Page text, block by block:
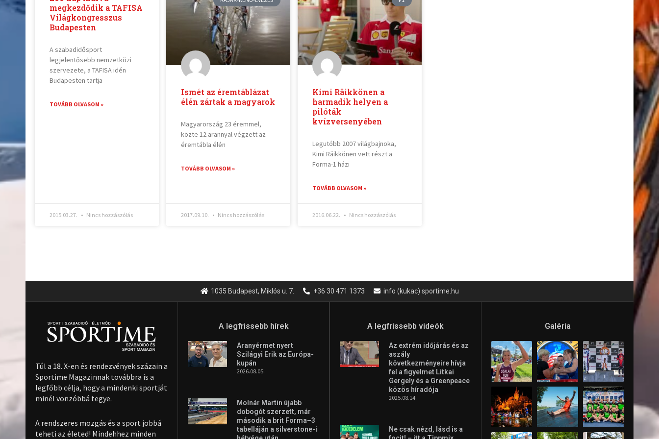
megkezdődik a TAFISA
Világkongresszus
Budapesten
A szabadidősport
legjelentősebb nemzetközi
szervezete, a TAFISA idén
Budapesten tartja
TOVÁBB OLVASOM »
2015.03.27. Nincs hozzászólás
Ismét az éremtáblázat
élén zártak a magyarok
Magyarország 23 éremmel,
közte 12 arannyal végzett az
éremtábla élén
TOVÁBB OLVASOM »
2017.09.10. Nincs hozzászólás
Kimi Räikkönen a
harmadik helyen a
pilóták
kvízversenyében
Legutóbb 2007 világbajnoka,
Kimi Räikkönen vett részt a
Forma-1 házi
TOVÁBB OLVASOM »
2016.06.22. Nincs hozzászólás
1035 Budapest, Miklós u. 7. +36 30 471 1373 info (kukac) sportime.hu
Túl a 18. X-en és rendezvények százain a
Sportime Magazinnak továbbra is a
legfőbb célja, hogy a mindenki sportját
minél vonzóbbá tegye.
A rendszeres mozgás és a sport jobbá
teheti az életed! Mindehhez minden
A legfrissebb hírek
Aranyérmet nyert
Szilágyi Erik az Európa-
kupán
2026.08.05.
Molnár Martin újabb
dobogót szerzett, már
második a brit Forma–3
tabelláján a silverstone-i
A legfrissebb videók
Az extrém időjárás és az
aszály
következményeire hívja
fel a figyelmet Litkai
Gergely és a Greenpeace
közös híradója
2025.08.14.
Ne csak nézd, lásd is a
Galéria